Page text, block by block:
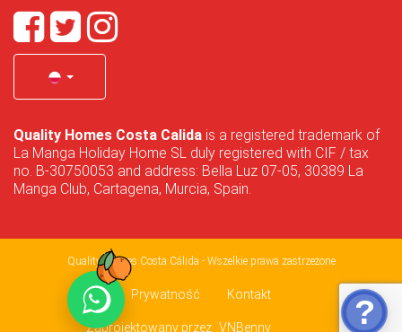
Quality Homes Costa Calida is a registered trademark of
La Manga Holiday Home SL duly registered with CIF / tax
no. B-30750053 and address: Bella Luz 07-05, 30389 La
Manga Club, Cartagena, Murcia, Spain.
Quality Homes Costa Cálida - Wszelkie prawa zastrzeżone
Prywatność Kontakt
Zaprojektowany przez VNBenny